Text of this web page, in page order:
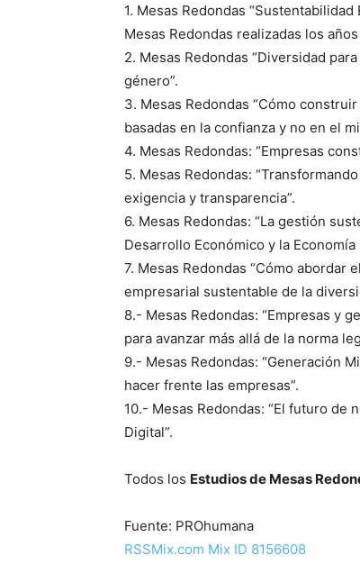
1. Mesas Redondas
Mesas Redondas realizadas los
2. Mesas Redondas “Diversidad
género”.
3. Mesas Redondas “Cómo
basadas en la confianza y no en el
4. Mesas Redondas: “Empresas
5. Mesas Redondas:
exigencia y transparencia”.
6. Mesas Redondas: “La gestión
Desarrollo Económico y la Economía
7. Mesas Redondas “Cómo abordar
empresarial sustentable de la
8.- Mesas Redondas: “Empresas y
para avanzar más allá de la norma
9.- Mesas Redondas: “Generación
hacer frente las empresas”.
10.- Mesas Redondas: “El futuro de
Digital”.
Todos los Estudios de Mesas
Fuente: PROhumana
RSSMix.com Mix ID 8156608